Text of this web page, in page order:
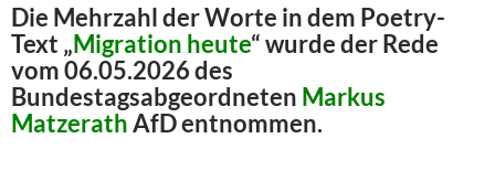
Die Mehrzahl der Worte in dem Poetry-
Text „Migration heute“ wurde der Rede
vom 06.05.2026 des
Bundestagsabgeordneten Markus
MatzerathAfD entnommen.